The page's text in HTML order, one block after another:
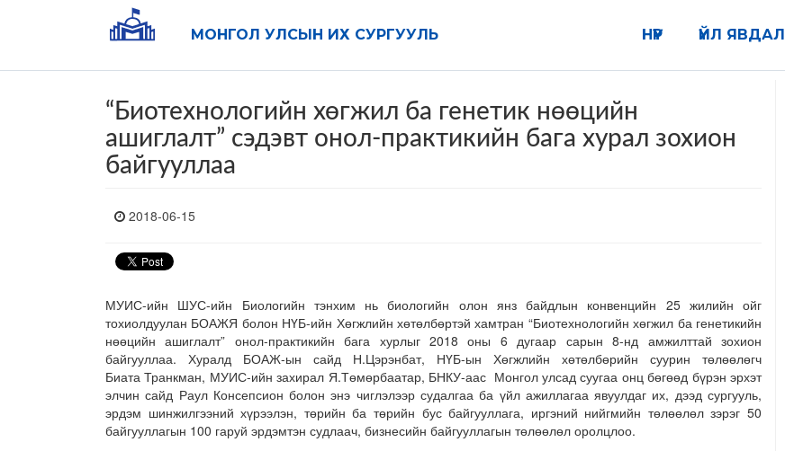
МОНГОЛ УЛСЫН ИХ СУРГУУЛЬ ҮЙЛ ЯВДАЛ
НҮҮР
“Биотехнологийн хөгжил ба генетик нөөцийн
ашиглалт” сэдэвт онол-практикийн бага хурал зохион
байгууллаа
2018-06-15
МУИС-ийн ШУС-ийн Биологийн тэнхим нь биологийн олон янз байдлын конвенцийн 25 жилийн ойг
тохиолдуулан БОАЖЯ болон НҮБ-ийн Хөгжлийн хөтөлбөртэй хамтран “Биотехнологийн хөгжил ба генетикийн
нөөцийн ашиглалт” онол-практикийн бага хурлыг 2018 оны 6 дугаар сарын 8-нд амжилттай зохион
байгууллаа. Хуралд БОАЖ-ын сайд Н.Цэрэнбат, НҮБ-ын Хөгжлийн хөтөлбөрийн суурин төлөөлөгч
Биата Транкман, МУИС-ийн захирал Я.Төмөрбаатар, БНКУ-аас Монгол улсад суугаа онц бөгөөд бүрэн эрхэт
элчин сайд Раул Консепсион болон энэ чиглэлээр судалгаа ба үйл ажиллагаа явуулдаг их, дээд сургууль,
эрдэм шинжилгээний хүрээлэн, төрийн ба төрийн бус байгууллага, иргэний нийгмийн төлөөлөл зэрэг 50
байгууллагын 100 гаруй эрдэмтэн судлаач, бизнесийн байгууллагын төлөөлөл оролцлоо.